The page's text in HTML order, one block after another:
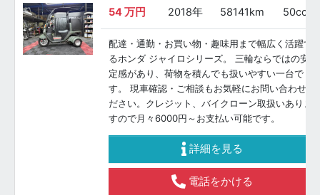
54万円 2018年 58141km 50cc
配達・通勤・お買い物・趣味用まで幅広く活躍す
るホンダ ジャイロシリーズ。 三輪ならではの安
定感があり、荷物を積んでも扱いやすい一台で
す。 現車確認・ご相談もお気軽にお問い合わせく
ださい。クレジット、バイクローン取扱いありま
すので月々6000円～お支払い可能です。
詳細を見る
電話をかける